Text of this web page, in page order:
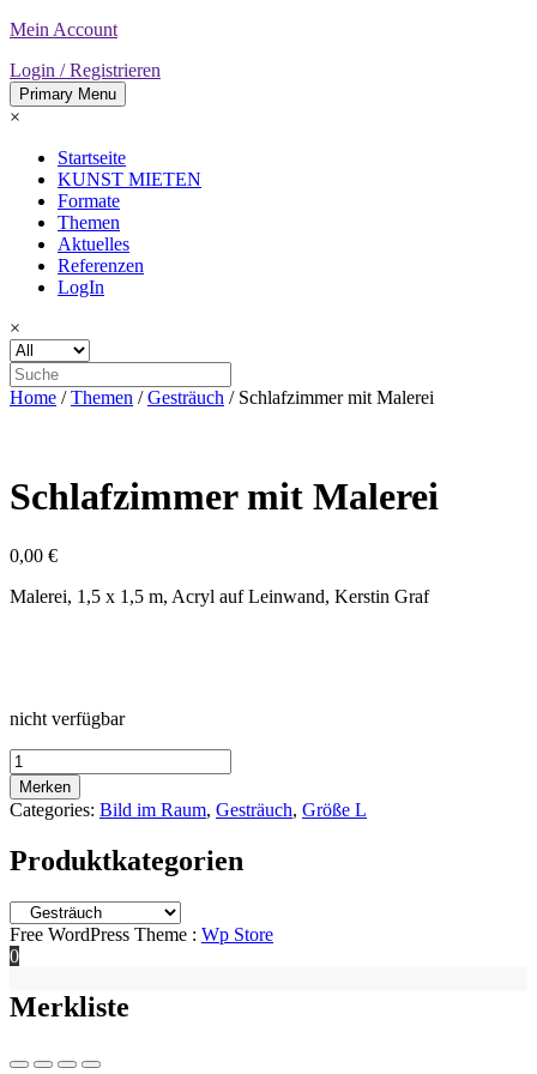
Skip
content
Mein Account
Login / Registrieren
kunst mieten
Kerstin Graf
Primary Menu
×
Startseite
KUNST MIETEN
Formate
Themen
Aktuelles
Referenzen
LogIn
×
Home /Themen /Gesträuch / Schlafzimmer mit Malerei
Schlafzimmer mit Malerei
0,00 €
Malerei, 1,5 x 1,5 m, Acryl auf Leinwand, Kerstin Graf
nicht verfügbar
Quantity
Merken
Categories: Bild im Raum, Gesträuch, Größe L
Produktkategorien
Free WordPress Theme : Wp Store
0
Merkliste